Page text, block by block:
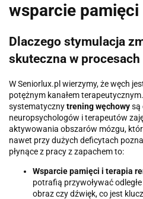
wsparcie pamięci
Dlaczego stymulacja
skuteczna w
W Seniorlux.pl wierzymy, że węch
potężnym kanałem terapeutycznym.
systematycznytrening węchowysą
neuropsychologów i terapeutów
aktywowania obszarów mózgu,
nawet przy dużych deficytach
płynące z pracy z zapachem to:
Wsparcie pamięci i terapia
potrafią przywoływać
obraz czy dźwięk, co jest